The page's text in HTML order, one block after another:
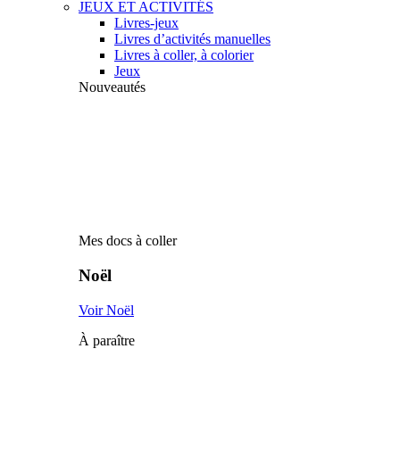
JEUX ET ACTIVITÉS
Livres-jeux
Livres d’activités manuelles
Livres à coller, à colorier
Jeux
Nouveautés
Mes docs à coller
Noël
Voir Noël
À paraître